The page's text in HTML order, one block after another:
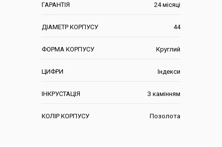
ГАРАНТІЯ 24 місяці
ДІАМЕТР КОРПУСУ 44
ФОРМА КОРПУСУ Круглий
ЦИФРИ Індекси
ІНКРУСТАЦІЯ З камінням
КОЛІР КОРПУСУ Позолота